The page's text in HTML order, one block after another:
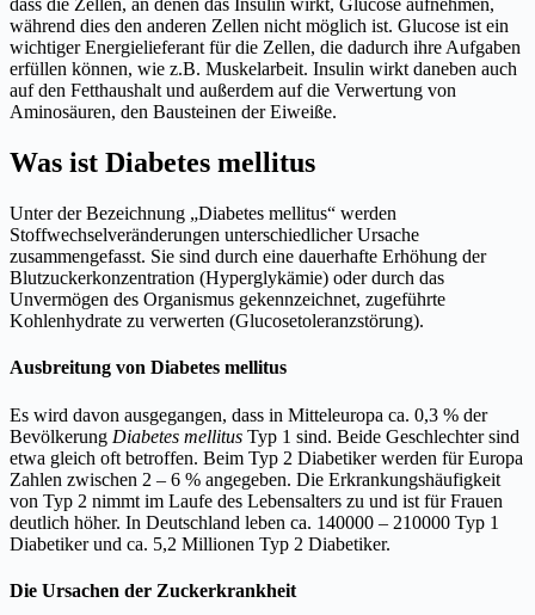
dass die Zellen, an denen das Insulin wirkt, Glucose aufnehmen,
während dies den anderen Zellen nicht möglich ist. Glucose ist ein
wichtiger Energielieferant für die Zellen, die dadurch ihre Aufgaben
erfüllen können, wie z.B. Muskelarbeit. Insulin wirkt daneben auch
auf den Fetthaushalt und außerdem auf die Verwertung von
Aminosäuren, den Bausteinen der Eiweiße.
Was ist Diabetes mellitus
Unter der Bezeichnung „Diabetes mellitus“ werden
Stoffwechselveränderungen unterschiedlicher Ursache
zusammengefasst. Sie sind durch eine dauerhafte Erhöhung der
Blutzuckerkonzentration (Hyperglykämie) oder durch das
Unvermögen des Organismus gekennzeichnet, zugeführte
Kohlenhydrate zu verwerten (Glucosetoleranzstörung).
Ausbreitung von Diabetes mellitus
Es wird davon ausgegangen, dass in Mitteleuropa ca. 0,3 % der
Bevölkerung Diabetes mellitus Typ 1 sind. Beide Geschlechter sind
etwa gleich oft betroffen. Beim Typ 2 Diabetiker werden für Europa
Zahlen zwischen 2 – 6 % angegeben. Die Erkrankungshäufigkeit
von Typ 2 nimmt im Laufe des Lebensalters zu und ist für Frauen
deutlich höher. In Deutschland leben ca. 140000 – 210000 Typ 1
Diabetiker und ca. 5,2 Millionen Typ 2 Diabetiker.
Die Ursachen der Zuckerkrankheit